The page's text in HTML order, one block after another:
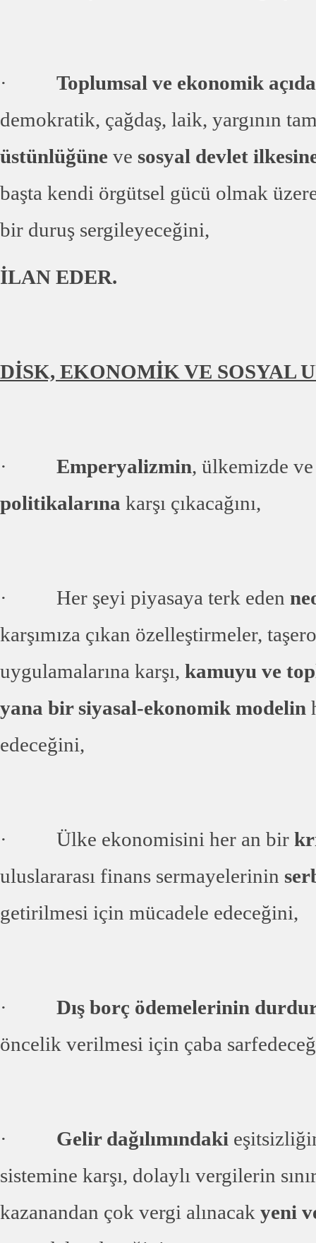
· Toplumsal ve ekonomik
demokratik, çağdaş, laik, yargının
üstünlüğüne ve sosyal devlet
başta kendi örgütsel gücü olmak
bir duruş sergileyeceğini,
İLAN EDER.
DİSK, EKONOMİK VE SOSYAL
· Emperyalizmin, ülkemizde
politikalarına karşı çıkacağını,
· Her şeyi piyasaya terk eden
karşımıza çıkan özelleştirmeler,
uygulamalarına karşı, kamuyu ve
yana bir siyasal-ekonomik modelin
edeceğini,
· Ülke ekonomisini her an bir
uluslararası finans sermayelerinin
getirilmesi için mücadele edeceğini,
· Dış borç ödemelerinin
öncelik verilmesi için çaba
· Gelir dağılımındaki
sistemine karşı, dolaylı vergilerin
kazanandan çok vergi alınacak yeni